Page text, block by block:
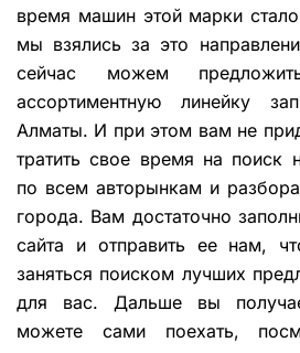
время машин этой марки
мы взялись за это
сейчас можем
ассортиментную линейку
Алматы. И при этом вам не
тратить свое время на поиск
по всем авторынкам и
города. Вам достаточно
сайта и отправить ее нам,
заняться поиском лучших
для вас. Дальше вы
можете сами поехать,